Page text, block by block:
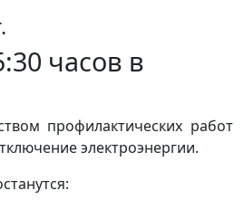
часов в
профилактических работ
электроэнергии.